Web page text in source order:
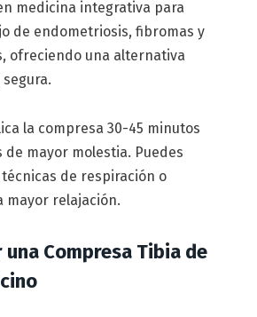
medicina integrativa para
de endometriosis, fibromas y
ofreciendo una alternativa
la compresa 30-45 minutos
mayor molestia. Puedes
de respiración o
mayor relajación.
una Compresa Tibia de